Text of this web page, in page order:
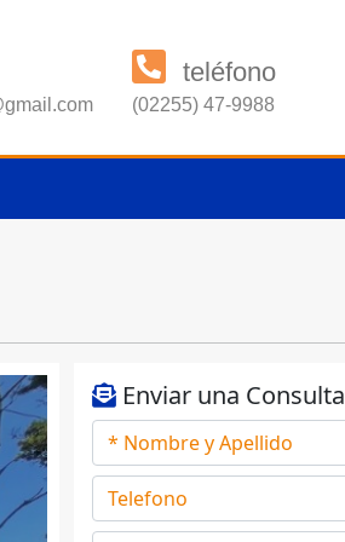
teléfono
(02255) 47-9988
Enviar una Consulta